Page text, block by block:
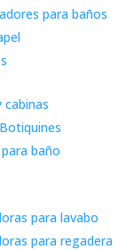
para baños
cabinas
baño
para lavabo
para regadera